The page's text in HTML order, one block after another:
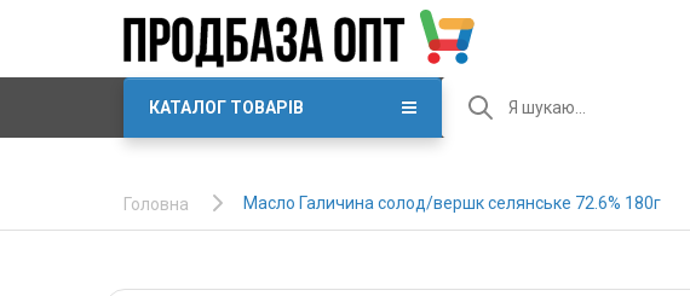
КАТАЛОГ ТОВАРІВ
Головна Масло Галичина солод/вершк селянське 72.6% 180г